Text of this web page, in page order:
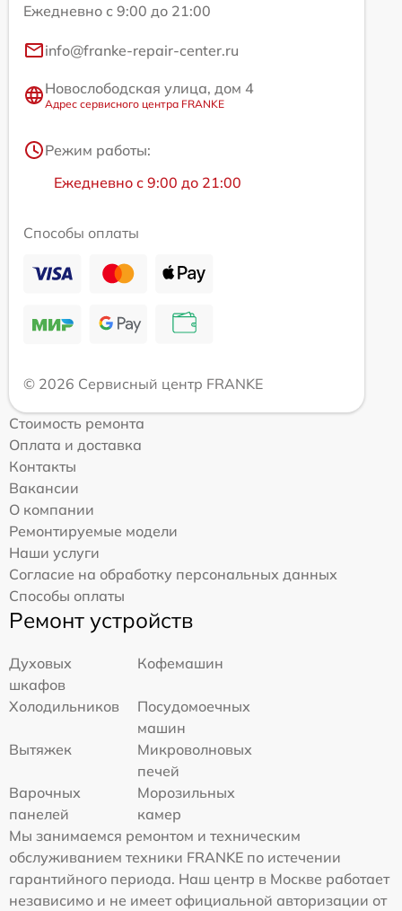
Ежедневно с 9:00 до 21:00
info@franke-repair-center.ru
Новослободская улица, дом 4
Адрес сервисного центра FRANKE
Режим работы:
Ежедневно с 9:00 до 21:00
Способы оплаты
© 2026 Сервисный центр FRANKE
Стоимость ремонта
Оплата и доставка
Контакты
Вакансии
О компании
Ремонтируемые модели
Наши услуги
Согласие на обработку персональных данных
Способы оплаты
Ремонт устройств
Духовых
шкафов
Кофемашин
Холодильников
Посудомоечных
машин
Вытяжек
Микроволновых
печей
Варочных
панелей
Морозильных
камер
Мы занимаемся ремонтом и техническим
обслуживанием техники FRANKE по истечении
гарантийного периода. Наш центр в Москве работает
независимо и не имеет официальной авторизации от